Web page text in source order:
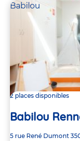
Babilou
2 places disponibles
Babilou
Adresse
5 rue René Dumont